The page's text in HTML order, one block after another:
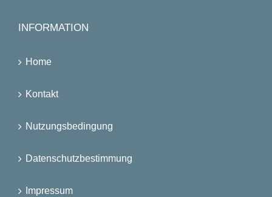
INFORMATION
Home
Kontakt
Nutzungsbedingung
Datenschutzbestimmung
Impressum